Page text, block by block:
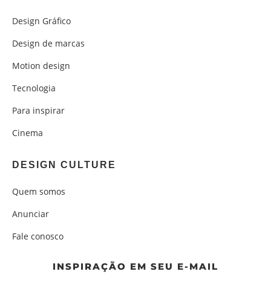
Design Gráfico
Design de marcas
Motion design
Tecnologia
Para inspirar
Cinema
DESIGN CULTURE
Quem somos
Anunciar
Fale conosco
INSPIRAÇÃO EM SEU E-MAIL